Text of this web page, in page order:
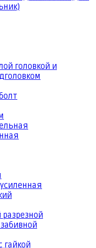
головкой и
гайкой